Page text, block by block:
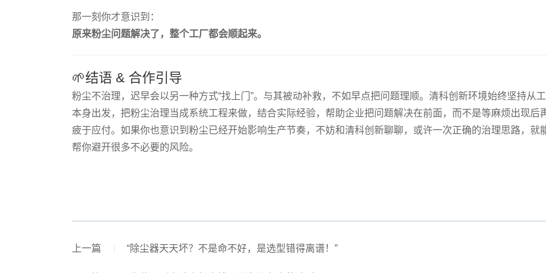
那一刻你才意识到：
原来粉尘问题解决了，整个工厂都会顺起来。
🌱结语 & 合作引导
粉尘不治理，迟早会以另一种方式“找上门”。与其被动补救，不如早点把问题理顺。清科创新环境始终坚持从
本身出发，把粉尘治理当成系统工程来做，结合实际经验，帮助企业把问题解决在前面，而不是等麻烦出现后
疲于应付。如果你也意识到粉尘已经开始影响生产节奏，不妨和清科创新聊聊，或许一次正确的治理思路，就
帮你避开很多不必要的风险。
上一篇 “除尘器天天坏？不是命不好，是选型错得离谱！”